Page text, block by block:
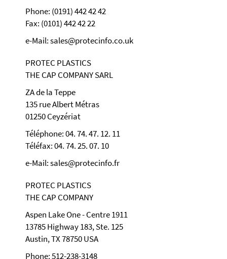
Phone: (0191) 442 42 42
Fax: (0101) 442 42 22
e-Mail: sales@protecinfo.co.uk
PROTEC PLASTICS
THE CAP COMPANY SARL
ZA de la Teppe
135 rue Albert Métras
01250 Ceyzériat
Téléphone: 04. 74. 47. 12. 11
Téléfax: 04. 74. 25. 07. 10
e-Mail: sales@protecinfo.fr
PROTEC PLASTICS
THE CAP COMPANY
Aspen Lake One - Centre 1911
13785 Highway 183, Ste. 125
Austin, TX 78750 USA
Phone: 512-238-3148